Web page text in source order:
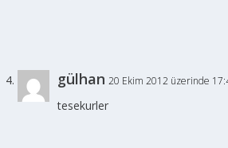
gülhan 20 Ekim 2012 üzerinde
tesekurler